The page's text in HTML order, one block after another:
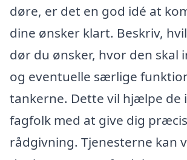
døre, er det en god idé at
dine ønsker klart. Beskriv,
dør du ønsker, hvor den skal
og eventuelle særlige
tankerne. Dette vil hjælpe de
fagfolk med at give dig
rådgivning. Tjenesterne kan